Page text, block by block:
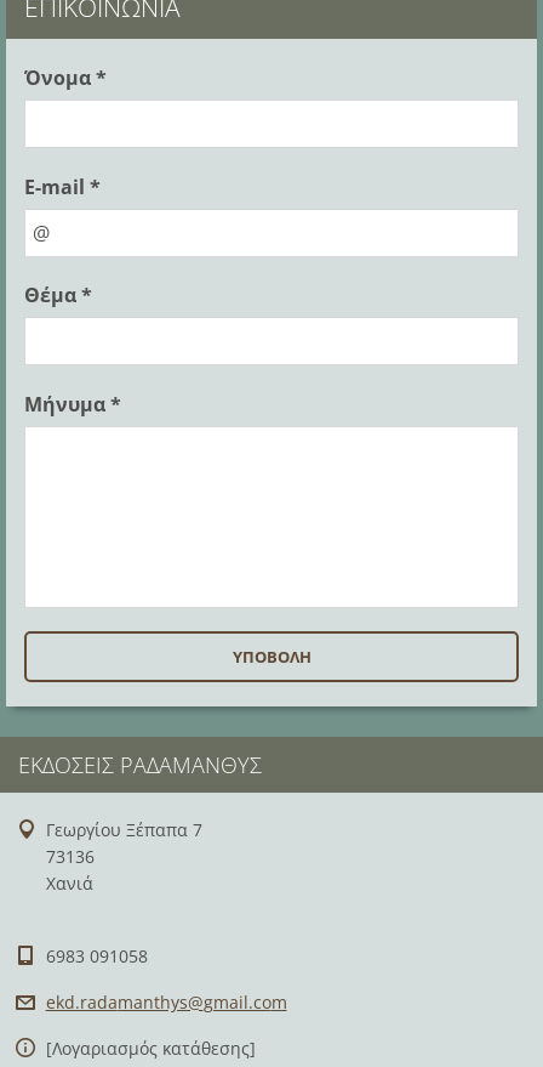
ΕΠΙΚΟΙΝΩΝΊΑ
Όνομα *
E-mail *
Θέμα *
Μήνυμα *
ΕΚΔΌΣΕΙΣ ΡΑΔΆΜΑΝΘΥΣ
Γεωργίου Ξέπαπα 7
73136
Χανιά
6983 091058
ekd.radamanthys@gmail.com
[Λογαριασμός κατάθεσης]